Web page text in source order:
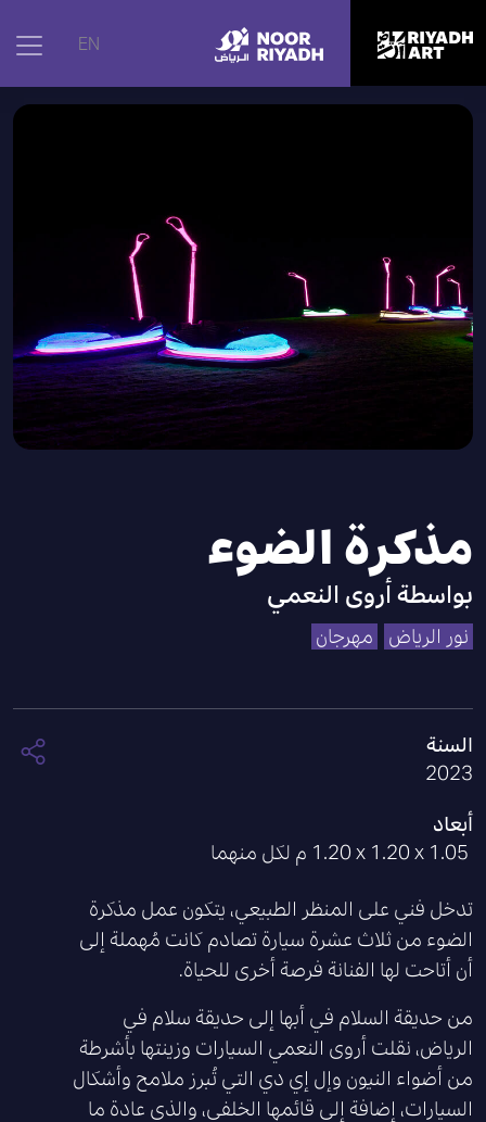
EN الرئيسية | الأعمال الفنية | مذكرة الضوء
مذكرة الضوء
بواسطة أروى النعمي
نور الرياض مهرجان
السنة
2023
أبعاد
‎1.20 x 1.20 x 1.05 ‎ م لكل منهما
تدخل فني على المنظر الطبيعي، يتكون عمل مذكرة
الضوء من ثلاث عشرة سيارة تصادم كانت مُهملة إلى
أن أتاحت لها الفنانة فرصة أخرى للحياة.
من حديقة السلام في أبها إلى حديقة سلام في
الرياض، نقلت أروى النعمي السيارات وزينتها بأشرطة
من أضواء النيون وإل إي دي التي تُبرز ملامح وأشكال
السيارات، إضافة إلى قائمها الخلفي، والذي عادة ما